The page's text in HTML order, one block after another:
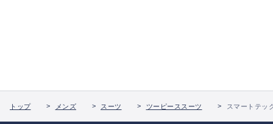
トップ メンズ スーツ ツーピーススーツ スマートテッ